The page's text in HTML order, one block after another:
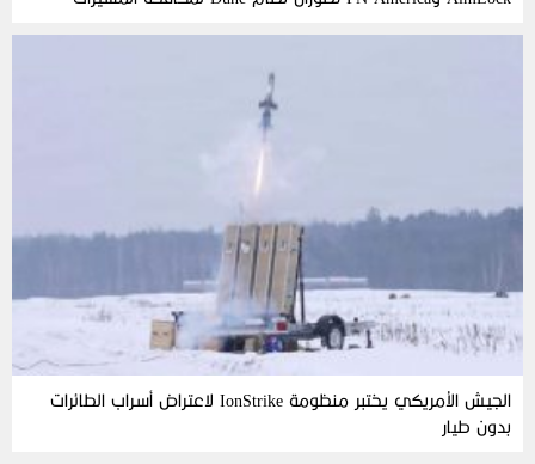
الجيش الأمريكي يختبر منظومة IonStrike لاعتراض أسراب الطائرات
بدون طيار